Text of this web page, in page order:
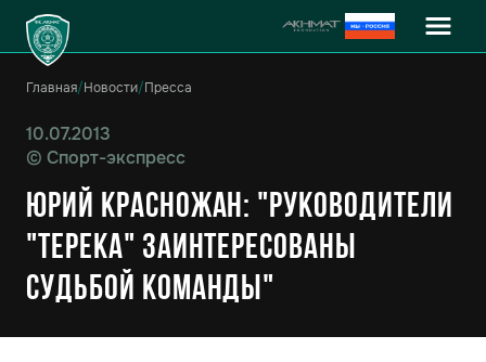
Главная/Новости/Пресса
10.07.2013
© Спорт-экспресс
Юрий Красножан: "Руководители
"Терека" заинтересованы
судьбой команды"